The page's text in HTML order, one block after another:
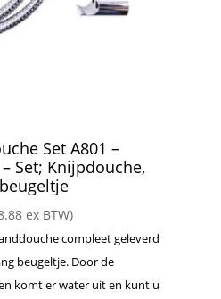
Set A801 –
Set; Knijpdouche,
ex BTW)
compleet geleverd
beugeltje. Door de
komt er water uit en kunt u